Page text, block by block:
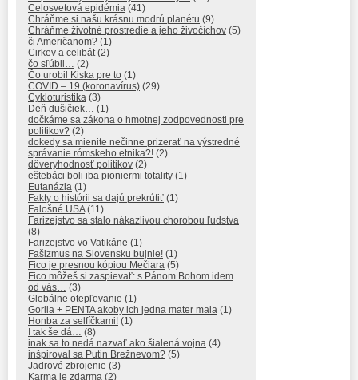
Celosvetová epidémia (41)
Chráňme si našu krásnu modrú planétu (9)
Chráňme životné prostredie a jeho živočíchov (5)
či Američanom? (1)
Cirkev a celibát (2)
čo sľúbil…
(2)
Čo urobil Kiska pre to (1)
COVID – 19 (koronavírus) (29)
Cykloturistika (3)
Deň dušičiek…
(1)
dočkáme sa zákona o hmotnej zodpovednosti pre
politikov? (2)
dokedy sa mienite nečinne prizerať na výstredné
správanie rómskeho etnika?! (2)
dôveryhodnosť politikov (2)
eštebáci boli iba pioniermi totality (1)
Eutanázia (1)
Fakty o histórii sa dajú prekrútiť (1)
Falošné USA(11)
Farizejstvo sa stalo nákazlivou chorobou ľudstva
(8)
Farizejstvo vo Vatikáne (1)
Fašizmus na Slovensku bujnie! (1)
Fico je presnou kópiou Mečiara (5)
Fico môžeš si zaspievať: s Pánom Bohom idem
od vás…
(3)
Globálne otepľovanie (1)
Gorila + PENTA akoby ich jedna mater mala (1)
Honba za selfíčkami! (1)
I tak še dá…
(8)
inak sa to nedá nazvať ako šialená vojna (4)
inšpiroval sa Putin Brežnevom? (5)
Jadrové zbrojenie (3)
Karma je zdarma (2)